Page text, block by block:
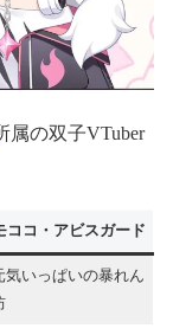
属の双子VTuber
ココ・アビスガード
気いっぱいの暴れん